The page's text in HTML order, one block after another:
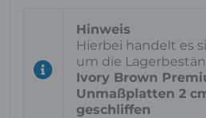
Hierbei handelt es
um die
Ivory Brown
Unmaßplatten 2
geschliffen